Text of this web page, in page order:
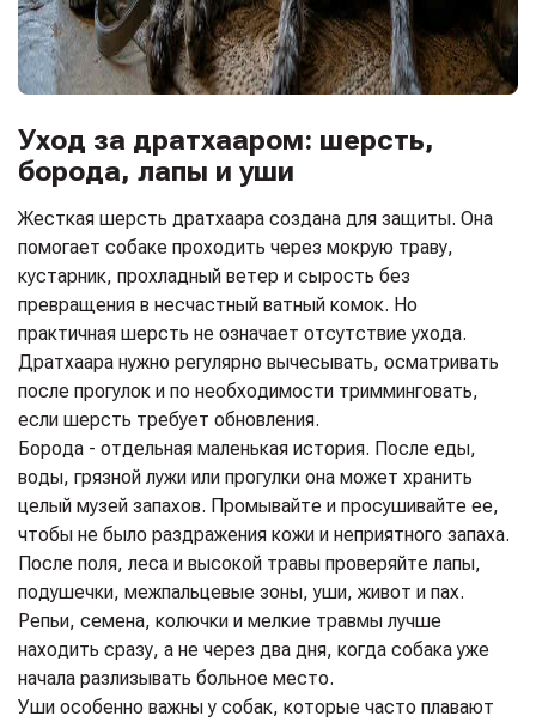
Уход за дратхааром: шерсть,
борода, лапы и уши
Жесткая шерсть дратхаара создана для защиты. Она
помогает собаке проходить через мокрую траву,
кустарник, прохладный ветер и сырость без
превращения в несчастный ватный комок. Но
практичная шерсть не означает отсутствие ухода.
Дратхаара нужно регулярно вычесывать, осматривать
после прогулок и по необходимости тримминговать,
если шерсть требует обновления.
Борода - отдельная маленькая история. После еды,
воды, грязной лужи или прогулки она может хранить
целый музей запахов. Промывайте и просушивайте ее,
чтобы не было раздражения кожи и неприятного запаха.
После поля, леса и высокой травы проверяйте лапы,
подушечки, межпальцевые зоны, уши, живот и пах.
Репьи, семена, колючки и мелкие травмы лучше
находить сразу, а не через два дня, когда собака уже
начала разлизывать больное место.
Уши особенно важны у собак, которые часто плавают